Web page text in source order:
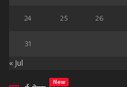
24
25 26
31
« Jul
New